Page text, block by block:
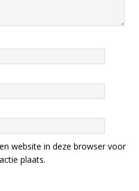
website in deze browser voor
plaats.